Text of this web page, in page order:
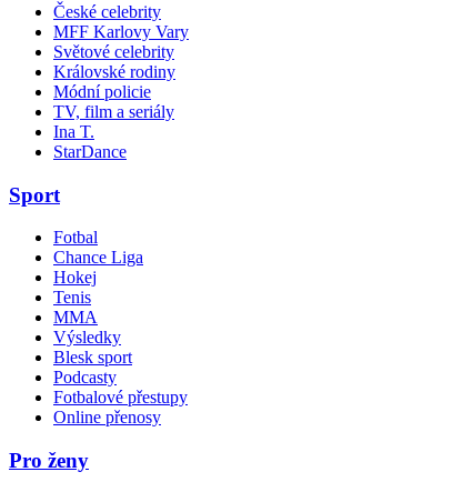
České celebrity
MFF Karlovy Vary
Světové celebrity
Královské rodiny
Módní policie
TV, film a seriály
Ina T.
StarDance
Sport
Fotbal
Chance Liga
Hokej
Tenis
MMA
Výsledky
Blesk sport
Podcasty
Fotbalové přestupy
Online přenosy
Pro ženy